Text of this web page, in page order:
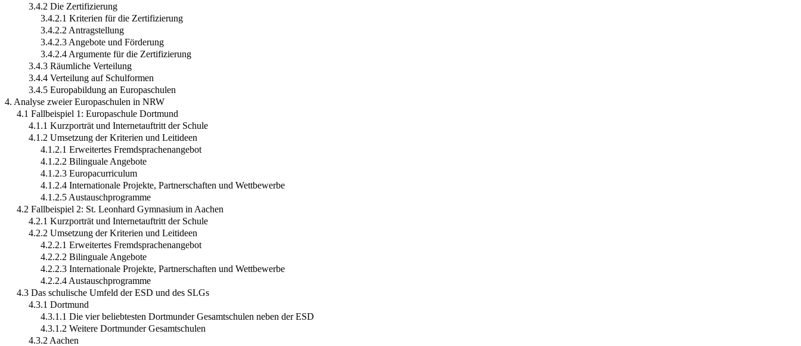
3.4.2 Die Zertifizierung
3.4.2.1 Kriterien für die Zertifizierung
3.4.2.2 Antragstellung
3.4.2.3 Angebote und Förderung
3.4.2.4 Argumente für die Zertifizierung
3.4.3 Räumliche Verteilung
3.4.4 Verteilung auf Schulformen
3.4.5 Europabildung an Europaschulen
4. Analyse zweier Europaschulen in NRW
4.1 Fallbeispiel 1: Europaschule Dortmund
4.1.1 Kurzporträt und Internetauftritt der Schule
4.1.2 Umsetzung der Kriterien und Leitideen
4.1.2.1 Erweitertes Fremdsprachenangebot
4.1.2.2 Bilinguale Angebote
4.1.2.3 Europacurriculum
4.1.2.4 Internationale Projekte, Partnerschaften und Wettbewerbe
4.1.2.5 Austauschprogramme
4.2 Fallbeispiel 2: St. Leonhard Gymnasium in Aachen
4.2.1 Kurzporträt und Internetauftritt der Schule
4.2.2 Umsetzung der Kriterien und Leitideen
4.2.2.1 Erweitertes Fremdsprachenangebot
4.2.2.2 Bilinguale Angebote
4.2.2.3 Internationale Projekte, Partnerschaften und Wettbewerbe
4.2.2.4 Austauschprogramme
4.3 Das schulische Umfeld der ESD und des SLGs
4.3.1 Dortmund
4.3.1.1 Die vier beliebtesten Dortmunder Gesamtschulen neben der ESD
4.3.1.2 Weitere Dortmunder Gesamtschulen
4.3.2 Aachen